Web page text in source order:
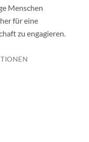
Menschen
für eine
zu engagieren.